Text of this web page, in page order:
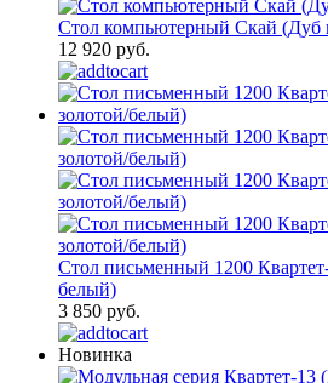
Стол компьютерный Скай (Дуб
12 920 руб.
Стол письменный 1200
белый)
3 850 руб.
Новинка